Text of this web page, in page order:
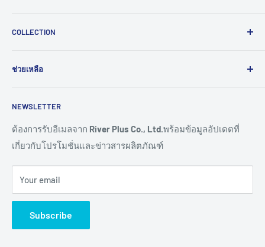
สินค้าและบริการเทคโนโลยีแบบครบวงจร จากทั่วโลกตั้งแต่ปี
และอุตสาหกรรม 4.0
COLLECTION
HMI
Connectivity
Remote I/O
Sensor
IoT Controller
Video Wall
Digital Signage
TV & Monitor
ช่วยเหลือ
ขอราคางานโครงการ
การสั่งซื้อสินค้า
การชำระเงิน
การจัดส่งสินค้า
การขอใบเสนอราคา
การรับประกันสินค้า
การคืนสินค้า และการคืนเงิน
NEWSLETTER
ต้องการรับอีเมลจาก River Plus Co., Ltd.พร้อมข้อมูลอัปเดตที่
เกี่ยวกับโปรโมชั่นและข่าวสารผลิตภัณฑ์
Your email
Subscribe